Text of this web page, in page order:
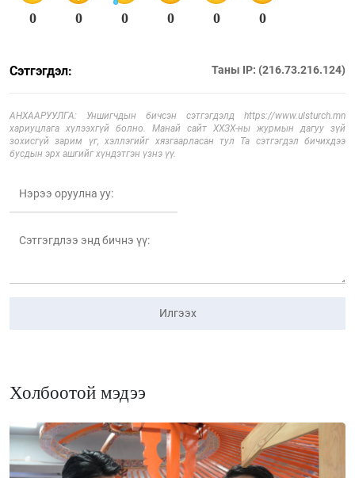
0 0 0 0 0 0
Сэтгэгдэл: Таны IP: (216.73.216.124)
АНХААРУУЛГА: Уншигчдын бичсэн сэтгэгдэлд https://www.ulsturch.mn
хариуцлага хүлээхгүй болно. Манай сайт ХХЗХ-ны журмын дагуу зүй
зохисгүй зарим үг, хэллэгийг хязгаарласан тул Та сэтгэгдэл бичихдээ
бусдын эрх ашгийг хүндэтгэн үзнэ үү.
Илгээх
Холбоотой мэдээ